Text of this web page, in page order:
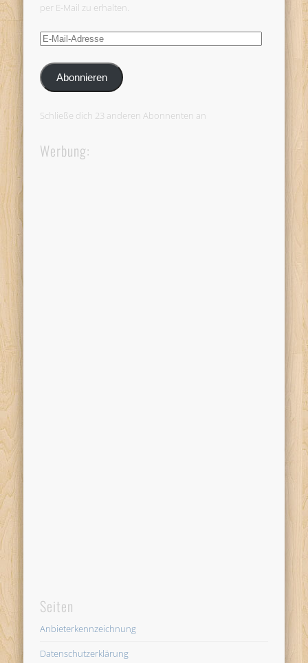
per E-Mail zu erhalten.
E-
Adresse
Abonnieren
Schließe dich 23 anderen Abonnenten an
Werbung:
Seiten
Anbieterkennzeichnung
Datenschutzerklärung